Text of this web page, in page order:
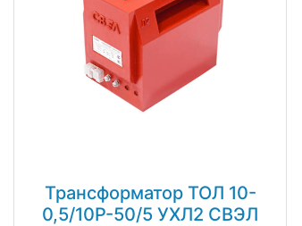
Трансформатор ТОЛ 10-
0,5/10Р-50/5 УХЛ2 СВЭЛ